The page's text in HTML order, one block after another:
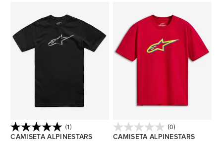
(1)
CAMISETA ALPINESTARS
(0)
CAMISETA ALPINESTARS